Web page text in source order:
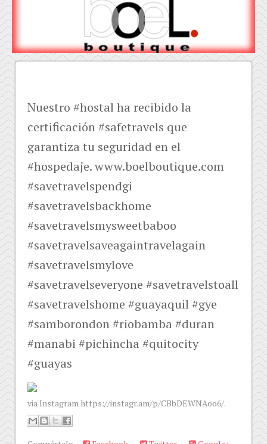
Nuestro #hostal ha recibido la
certificación #safetravels que
garantiza tu seguridad en el
#hospedaje. www.boelboutique.com
#savetravelspendgi
#savetravelsbackhome
#savetravelsmysweetbaboo
#savetravelsaveagaintravelagain
#savetravelsmylove
#savetravelseveryone #savetravelstoall
#savetravelshome #guayaquil #gye
#samborondon #riobamba #duran
#manabi #pichincha #quitocity
#guayas
via Instagram https://instagr.am/p/CBbDEWNAoo6/.